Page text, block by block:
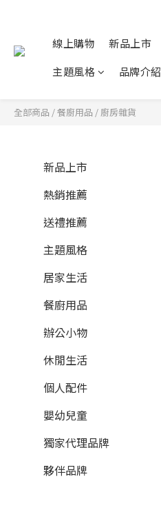
線上購物 新品上市
主題風格
品牌介紹
全部商品 /餐廚用品 / 廚房雜貨
新品上市
熱銷推薦
送禮推薦
主題風格
居家生活
餐廚用品
辦公小物
休閒生活
個人配件
嬰幼兒童
獨家代理品牌
夥伴品牌